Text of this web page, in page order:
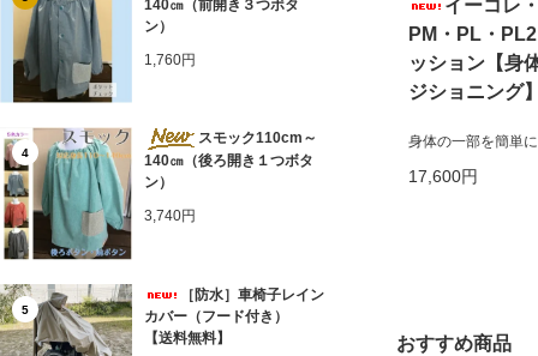
140㎝（前開き３つボタ
ン）
1,760円
4
スモック110cm～
140㎝（後ろ開き１つボタ
ン）
3,740円
5
［防水］車椅子レイン
カバー（フード付き）
【送料無料】
イーコレ
PM・PL・
ッション【身
ジショニング
身体の一部を簡単
17,600円
おすすめ商品